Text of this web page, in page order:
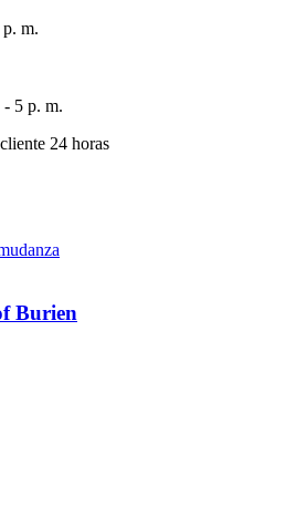
m.
5 p. m.
24 horas
Burien